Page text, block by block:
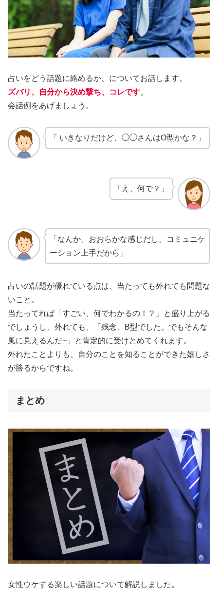
占いをどう話題に絡めるか、についてお話します。
ズバリ、自分から決め撃ち、コレです。
会話例をあげましょう。
「 いきなりだけど、◯◯さんはO型かな？」
「え、何で？」
「なんか、おおらかな感じだし、コミュニケ
ーション上手だから」
占いの話題が優れている点は、当たっても外れても問題な
いこと。
当たってれば「すごい、何でわかるの！？」と盛り上がる
でしょうし、外れても、「残念、B型でした。でもそんな
風に見えるんだ~」と肯定的に受けとめてくれます。
外れたことよりも、自分のことを知ることができた嬉しさ
が勝るからですね。
まとめ
女性ウケする楽しい話題について解説しました。